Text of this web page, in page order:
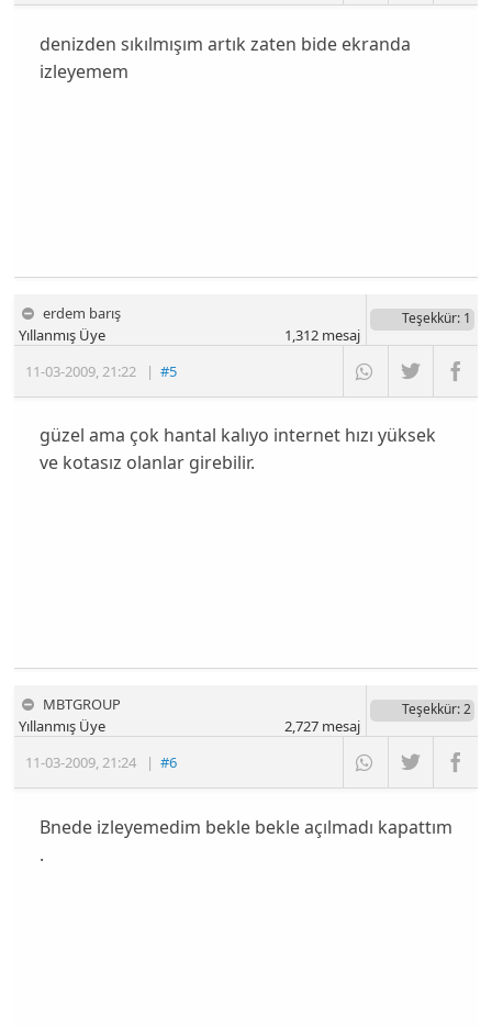
denizden sıkılmışım artık zaten bide ekranda
izleyemem
erdem barış
11-03-2009 21:22 |#5
Yıllanmış Üye
Teşekkür: 1
1,312mesaj
güzel ama çok hantal kalıyo internet hızı yüksek
ve kotasız olanlar girebilir.
MBTGROUP
11-03-2009,21:24 |#6
Yıllanmış Üye
Teşekkür: 2
2,727mesaj
Bnede izleyemedim bekle bekle açılmadı kapattım
.